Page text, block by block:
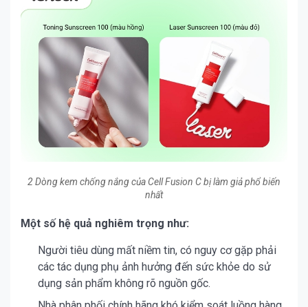
2 Dòng kem chống nắng của Cell Fusion C bị làm giả phổ biến
nhất
Một số hệ quả nghiêm trọng như:
Người tiêu dùng mất niềm tin, có nguy cơ gặp phải
các tác dụng phụ ảnh hưởng đến sức khỏe do sử
dụng sản phẩm không rõ nguồn gốc.